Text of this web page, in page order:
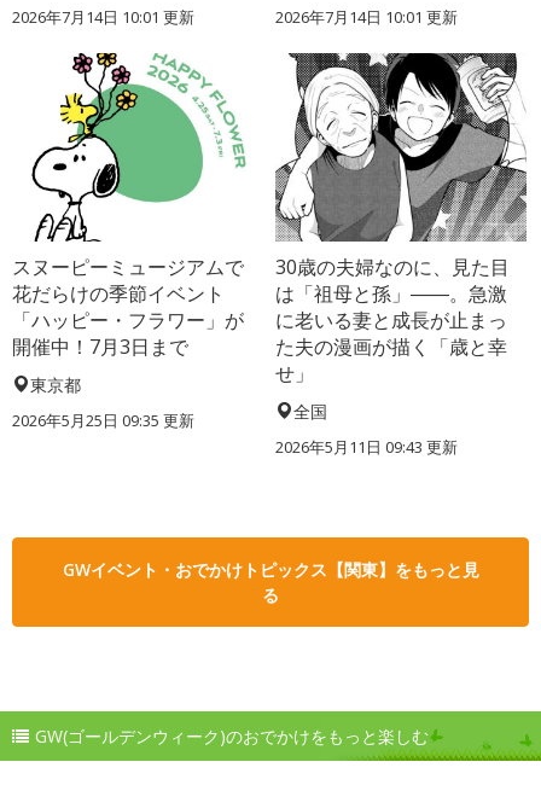
2026年7月14日 10:01 更新 2026年7月14日 10:01 更新
スヌーピーミュージアムで
花だらけの季節イベント
「ハッピー・フラワー」が
開催中！7月3日まで
東京都
2026年5月25日 09:35 更新
30歳の夫婦なのに、見た目
は「祖母と孫」――。急激
に老いる妻と成長が止まっ
た夫の漫画が描く「歳と幸
せ」
全国
2026年5月11日 09:43 更新
GWイベント・おでかけトピックス【関東】をもっと見
る
GW(ゴールデンウィーク)のおでかけをもっと楽しむ